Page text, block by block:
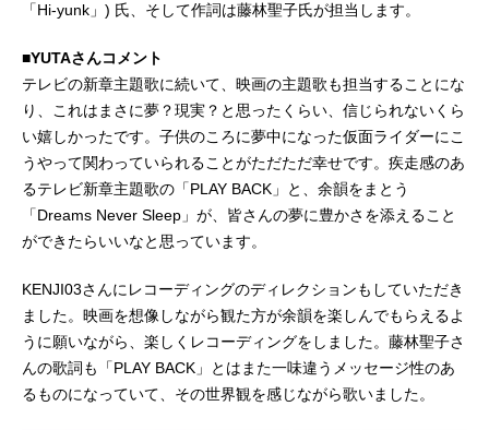
「Hi-yunk」) 氏、そして作詞は藤林聖子氏が担当します。
■YUTAさんコメント
テレビの新章主題歌に続いて、映画の主題歌も担当することにな
り、これはまさに夢？現実？と思ったくらい、信じられないくら
い嬉しかったです。子供のころに夢中になった仮面ライダーにこ
うやって関わっていられることがただただ幸せです。疾走感のあ
るテレビ新章主題歌の「PLAY BACK」と、余韻をまとう
「Dreams Never Sleep」が、皆さんの夢に豊かさを添えること
ができたらいいなと思っています。
KENJI03さんにレコーディングのディレクションもしていただき
ました。映画を想像しながら観た方が余韻を楽しんでもらえるよ
うに願いながら、楽しくレコーディングをしました。藤林聖子さ
んの歌詞も「PLAY BACK」とはまた一味違うメッセージ性のあ
るものになっていて、その世界観を感じながら歌いました。